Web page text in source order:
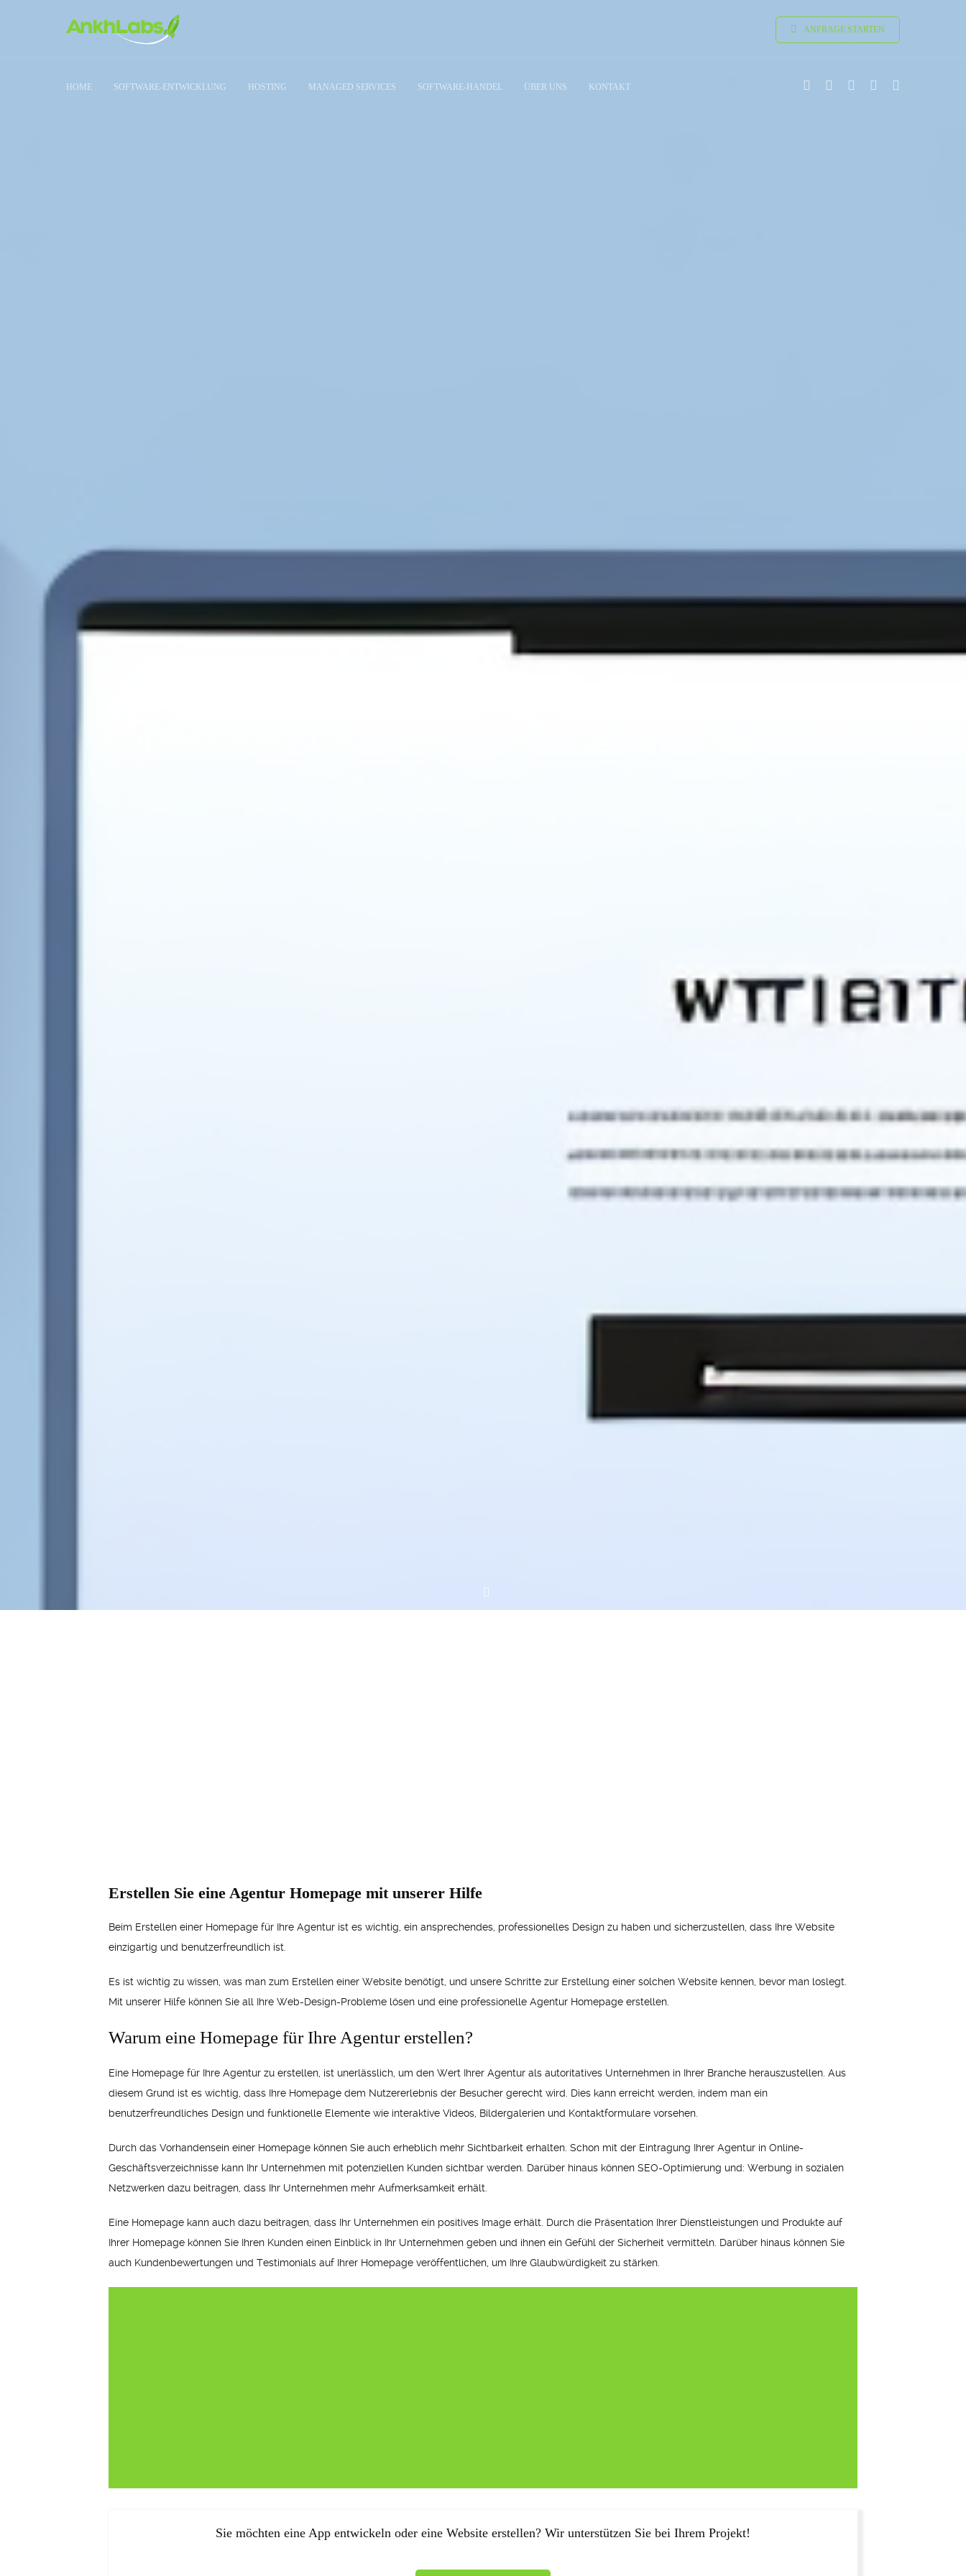
ANFRAGE STARTEN
HOME SOFTWARE-ENTWICKLUNG HOSTING MANAGED SERVICES SOFTWARE-HANDEL ÜBER UNS KONTAKT
Erstellen Sie eine Agentur Homepage mit unserer Hilfe
Beim Erstellen einer Homepage für Ihre Agentur ist es wichtig, ein ansprechendes, professionelles Design zu haben und sicherzustellen, dass Ihre Website
einzigartig und benutzerfreundlich ist.
Es ist wichtig zu wissen, was man zum Erstellen einer Website benötigt, und unsere Schritte zur Erstellung einer solchen Website kennen, bevor man loslegt.
Mit unserer Hilfe können Sie all Ihre Web-Design-Probleme lösen und eine professionelle Agentur Homepage erstellen.
Warum eine Homepage für Ihre Agentur erstellen?
Eine Homepage für Ihre Agentur zu erstellen, ist unerlässlich, um den Wert Ihrer Agentur als autoritatives Unternehmen in Ihrer Branche herauszustellen. Aus
diesem Grund ist es wichtig, dass Ihre Homepage dem Nutzererlebnis der Besucher gerecht wird. Dies kann erreicht werden, indem man ein
benutzerfreundliches Design und funktionelle Elemente wie interaktive Videos, Bildergalerien und Kontaktformulare vorsehen.
Durch das Vorhandensein einer Homepage können Sie auch erheblich mehr Sichtbarkeit erhalten. Schon mit der Eintragung Ihrer Agentur in Online-
Geschäftsverzeichnisse kann Ihr Unternehmen mit potenziellen Kunden sichtbar werden. Darüber hinaus können SEO-Optimierung und: Werbung in sozialen
Netzwerken dazu beitragen, dass Ihr Unternehmen mehr Aufmerksamkeit erhält.
Eine Homepage kann auch dazu beitragen, dass Ihr Unternehmen ein positives Image erhält. Durch die Präsentation Ihrer Dienstleistungen und Produkte auf
Ihrer Homepage können Sie Ihren Kunden einen Einblick in Ihr Unternehmen geben und ihnen ein Gefühl der Sicherheit vermitteln. Darüber hinaus können Sie
auch Kundenbewertungen und Testimonials auf Ihrer Homepage veröffentlichen, um Ihre Glaubwürdigkeit zu stärken.
Sie möchten eine App entwickeln oder eine Website erstellen? Wir unterstützen Sie bei Ihrem Projekt!